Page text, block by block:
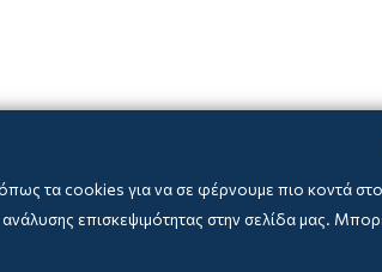
τα cookies για να σε φέρνουμε πιο κοντά
ανάλυσης επισκεψιμότητας στην σελίδα μας.